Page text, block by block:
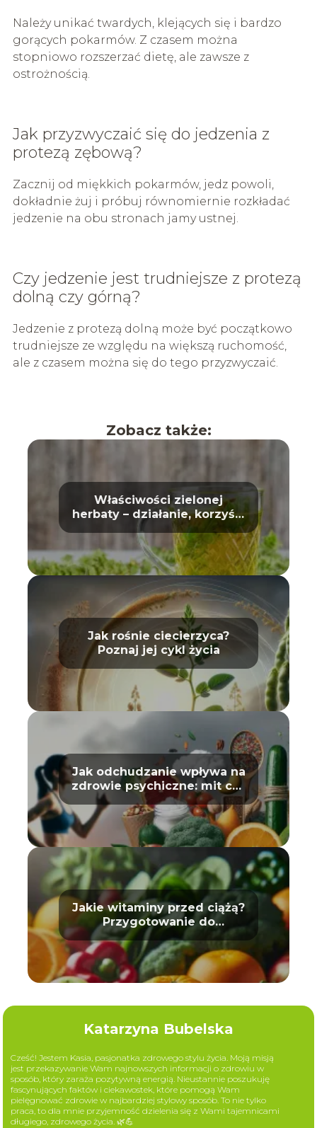
Należy unikać twardych, klejących się i bardzo
gorących pokarmów. Z czasem można
stopniowo rozszerzać dietę, ale zawsze z
ostrożnością.
Jak przyzwyczaić się do jedzenia z
protezą zębową?
Zacznij od miękkich pokarmów, jedz powoli,
dokładnie żuj i próbuj równomiernie rozkładać
jedzenie na obu stronach jamy ustnej.
Czy jedzenie jest trudniejsze z protezą
dolną czy górną?
Jedzenie z protezą dolną może być początkowo
trudniejsze ze względu na większą ruchomość,
ale z czasem można się do tego przyzwyczaić.
Zobacz także:
Właściwości zielonej
herbaty – działanie, korzyści
i wpływ na zdrowie
Jak rośnie ciecierzyca?
Poznaj jej cykl życia
Jak odchudzanie wpływa na
zdrowie psychiczne: mit czy
prawda?
Jakie witaminy przed ciążą?
Przygotowanie do
macierzyństwa
Katarzyna Bubelska
Cześć! Jestem Kasia, pasjonatka zdrowego stylu życia. Moją misją
jest przekazywanie Wam najnowszych informacji o zdrowiu w
sposób, który zaraża pozytywną energią. Nieustannie poszukuję
fascynujących faktów i ciekawostek, które pomogą Wam
pielęgnować zdrowie w najbardziej stylowy sposób. To nie tylko
praca, to dla mnie przyjemność dzielenia się z Wami tajemnicami
długiego, zdrowego życia. 🌿💪